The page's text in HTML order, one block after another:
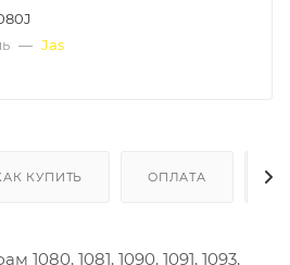
— Jas
КУПИТЬ ОПЛАТА
1080, 1081, 1090, 1091, 1093,